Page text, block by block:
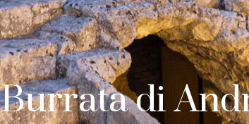
Burrata di